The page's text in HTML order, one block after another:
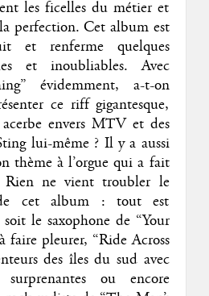
les ficelles du métier et
perfection. Cet album est
et renferme quelques
et inoubliables. Avec
évidemment, a-t-on
ce riff gigantesque,
envers MTV et des
lui-même ? Il y a aussi
thème à l’orgue qui a fait
ne vient troubler le
cet album : tout est
le saxophone de “Your
faire pleurer, “Ride Across
des îles du sud avec
ou encore